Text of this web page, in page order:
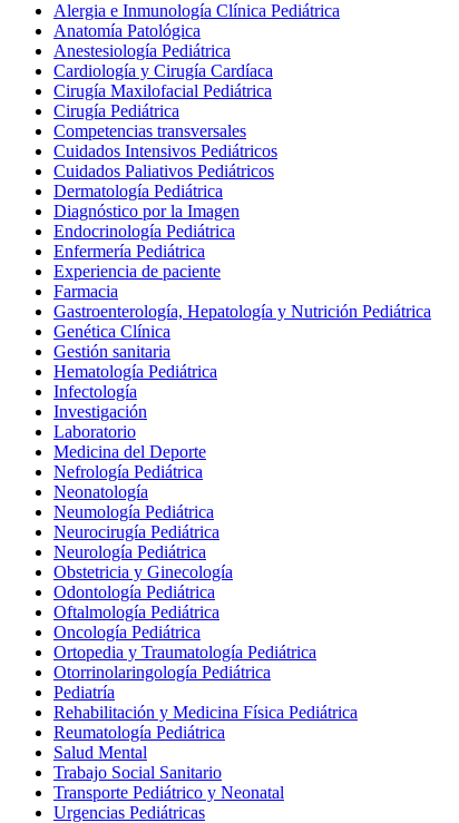
Alergia e Inmunología Clínica Pediátrica
Anatomía Patológica
Anestesiología Pediátrica
Cardiología y Cirugía Cardíaca
Cirugía Maxilofacial Pediátrica
Cirugía Pediátrica
Competencias transversales
Cuidados Intensivos Pediátricos
Cuidados Paliativos Pediátricos
Dermatología Pediátrica
Diagnóstico por la Imagen
Endocrinología Pediátrica
Enfermería Pediátrica
Experiencia de paciente
Farmacia
Gastroenterología, Hepatología y Nutrición Pediátrica
Genética Clínica
Gestión sanitaria
Hematología Pediátrica
Infectología
Investigación
Laboratorio
Medicina del Deporte
Nefrología Pediátrica
Neonatología
Neumología Pediátrica
Neurocirugía Pediátrica
Neurología Pediátrica
Obstetricia y Ginecología
Odontología Pediátrica
Oftalmología Pediátrica
Oncología Pediátrica
Ortopedia y Traumatología Pediátrica
Otorrinolaringología Pediátrica
Pediatría
Rehabilitación y Medicina Física Pediátrica
Reumatología Pediátrica
Salud Mental
Trabajo Social Sanitario
Transporte Pediátrico y Neonatal
Urgencias Pediátricas